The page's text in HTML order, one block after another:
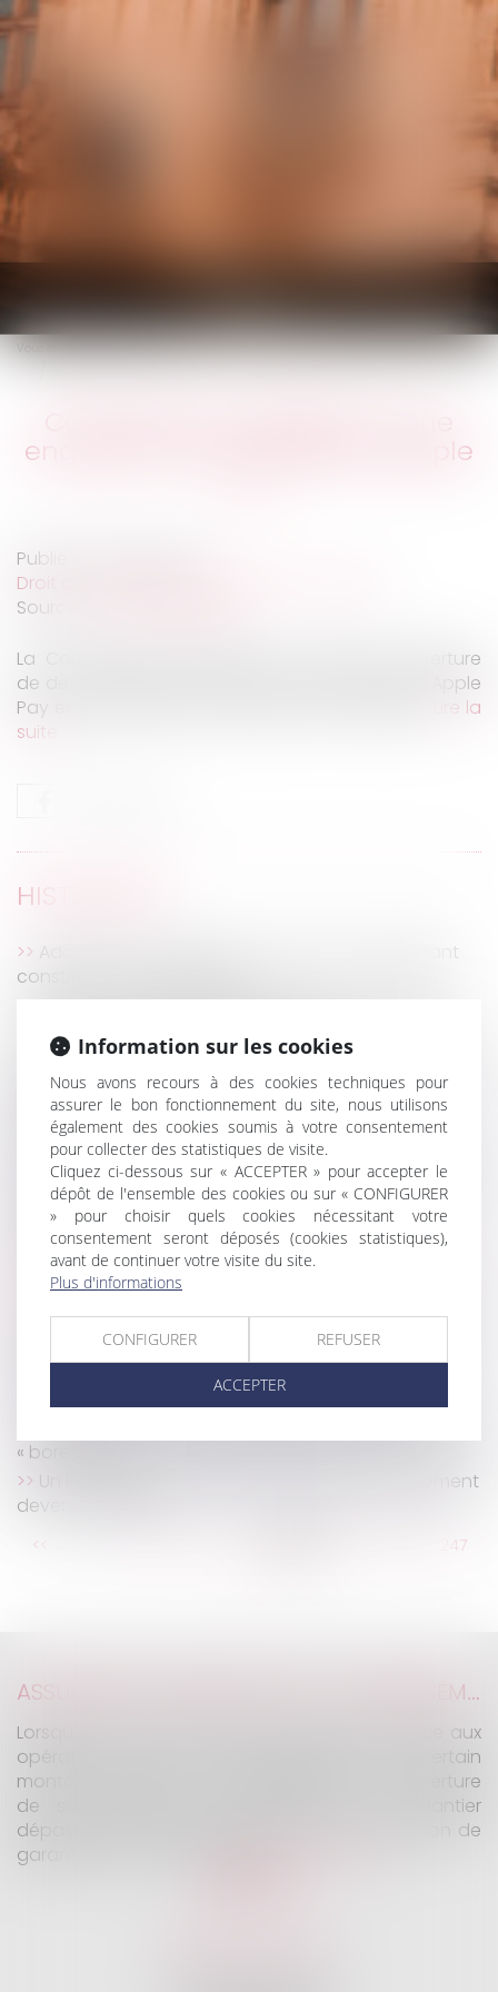
KALIFA Avocats
Ouvrir
le
menu
Vous êtes ici :Accueil
enquête sur les pratiques d'Apple
Publié le :
Droit commercial
Source :
La Commission européenne a annoncé l'ouverture
de deux enquêtes sur le système de paiement Apple
Pay et la boutique en ligne App Store d'Apple...
Lire la
suite
HISTORIQUE
Adopter un comportement sexiste et dégradant
constitue une faute grave
Etat-civil : le livret de famille peut-il comporter la
mention du décès de l'enfant majeur ?
Substitution dans le paiement des dettes sociales
peut constituer un avantage constitutif d’une
donation indirecte à ce titre rapportable à la
succession
Activité non autorisée pendant l’arrêt maladie et
restitution des indemnités
Nullité du CCMI sous condition suspensive
d’acquisition du terrain par donation
Commission européenne : une enquête sur les
pratiques d'Apple
Conséquences internationales des divorces par
acte d'avocat
Crise sanitaire et perte de rémunération : une
monétisation des jours de congés est possible
« bore out »
Un locataire peut être prié de quitter son logement
devenu un HLM ?
<< 247
ASSURANCE CONSTRUCTION : LE DÉPASSEMENT DU MONTANT MAXIMAL GARANTI PEUT EXCLURE TOUTE COUVERTURE
Lorsqu'un contrat d'assurance limite sa garantie aux
opérations dont le coût n'excède pas un certain
montant, l'assuré ne peut prétendre à la couverture
de son assureur s'il intervient sur un chantier
dépassant ce seuil sans avoir obtenu l'extension de
garantie prévue au contrat...
Information sur les cookies
Nous avons recours à des cookies techniques pour
assurer le bon fonctionnement du site, nous utilisons
également des cookies soumis à votre consentement
pour collecter des statistiques de visite.
Cliquez ci-dessous sur « ACCEPTER » pour accepter le
dépôt de l'ensemble des cookies ou sur « CONFIGURER
» pour choisir quels cookies nécessitant votre
consentement seront déposés (cookies statistiques),
avant de continuer votre visite du site.
Plus d'informations
CONFIGURER REFUSER
ACCEPTER